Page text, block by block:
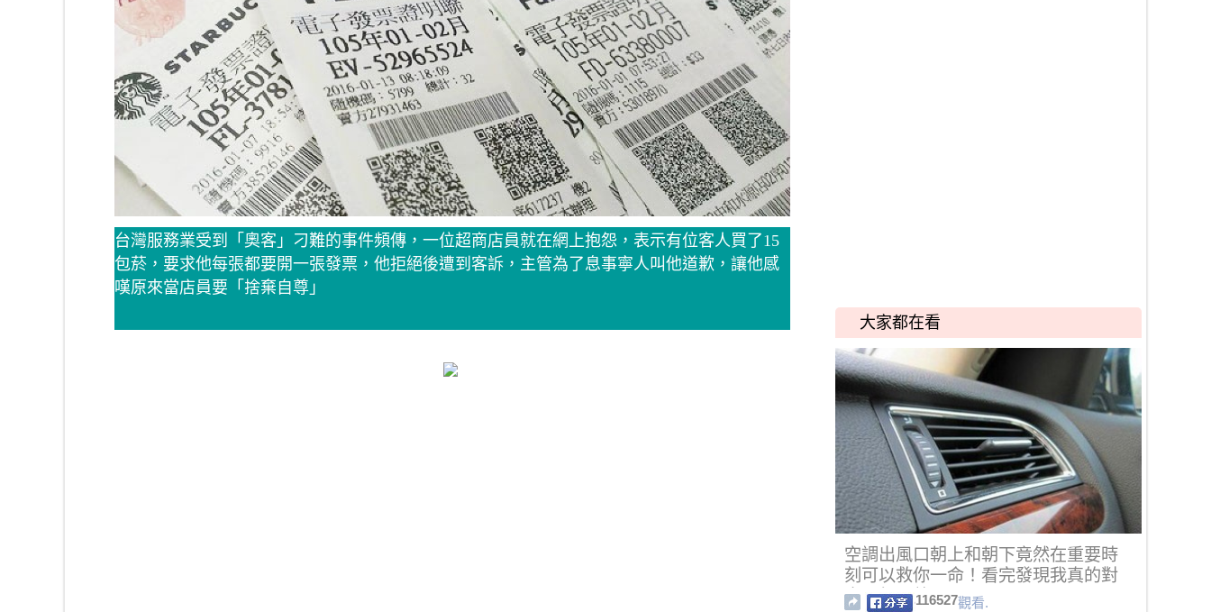
台灣服務業受到「奧客」刁難的事件頻傳，一位超商店員就在網上抱怨，表示有位客人買了15
包菸，要求他每張都要開一張發票，他拒絕後遭到客訴，主管為了息事寧人叫他道歉，讓他感
嘆原來當店員要「捨棄自尊」
大家都在看
空調出風口朝上和朝下竟然在重要時
刻可以救你一命！看完發現我真的對
車子很不熟....
116527觀看.